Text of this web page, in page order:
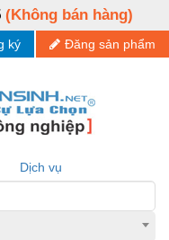
(Không bán hàng)
Đăng sản phẩm
ký
Dịch vụ